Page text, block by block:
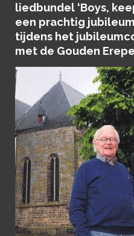
liedbundel ‘Boys,
een prachtig
tijdens het
met de Gouden